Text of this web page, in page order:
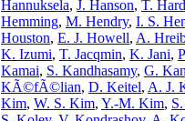
Hannuksela, J. Hanson, T.
Hemming, M. Hendry, I. S.
Houston, E. J. Howell, A.
K. Izumi, T. Jacqmin, K. Jani,
Kamai, S. Kandhasamy, G.
KÃ©fÃ©lian, D. Keitel, A. J.
Kim, W. S. Kim, Y.-M. Kim,